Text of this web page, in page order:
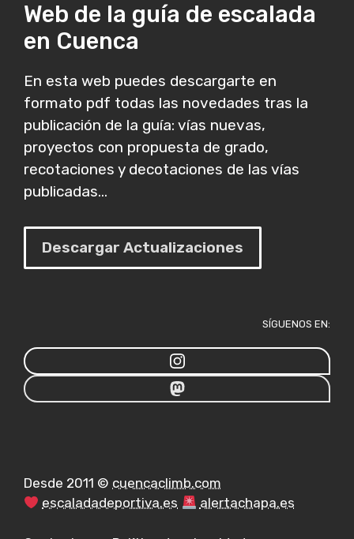
Web de la guía de escalada
en Cuenca
En esta web puedes descargarte en
formato pdf todas las novedades tras la
publicación de la guía: vías nuevas,
proyectos con propuesta de grado,
recotaciones y decotaciones de las vías
publicadas...
Descargar Actualizaciones
SÍGUENOS EN:
Desde 2011 © cuencaclimb.com
escaladadeportiva.es
alertachapa.es